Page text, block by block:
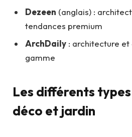
Dezeen (anglais) :
tendances premium
ArchDaily : architecture
gamme
Les différents
déco et jardin